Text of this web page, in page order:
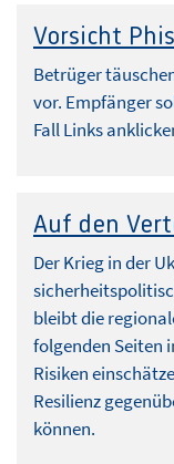
Vorsicht
Betrüger
vor. Empfänger
Fall Links
Auf den
Der Krieg in der
bleibt die
folgenden Seiten
Risiken
Resilienz
können.